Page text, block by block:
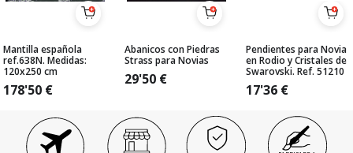
Mantilla española
ref.638N. Medidas:
120x250 cm
178'50 €
Abanicos con Piedras
Strass para Novias
29'50 €
Pendientes para Novia
en Rodio y Cristales de
Swarovski. Ref. 51210
17'36 €